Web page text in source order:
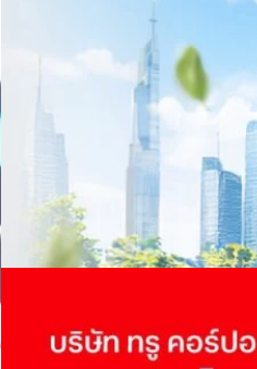
ครบรอบ 6 ปี สำนักข่าว
TRANSITION ถกแนวทาง
เนื่องในโอกาสครบรอบ 6 ปี สำนักข่าว
เปลี่ยนมุมมองเกี่ยวกับการเปลี่ยนผ่า
ประยุกต์ใช้ได้จริง จากผู้แทนภาครัฐ
ประเทศไทยควรปรับตัวอย่างไร ? เพื่
ทั้งในมิติของภาครัฐ ภาคธุรกิจ การเงิ
เศรษฐกิจ ปรับห่วงโซ่คุณค่า และเชื่อม
โดย ศาสตราจารย์ ดร. ยศชนัน วงศ์สวั
วิทยาศาสตร์ วิจัยและนวัตกรรม
สามารถนำ Green Tech มาใช้เพื่อลด
รัตนาภรณ์ ศรีนวลจันทร์ | 12 hours ago
Read More
True เผยผลประกอบการ
พันล้าน